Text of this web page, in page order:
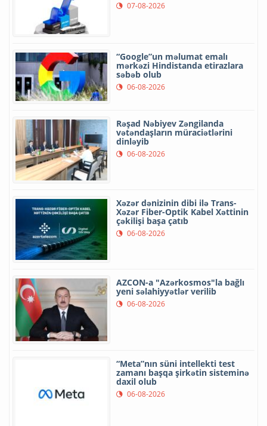
07-08-2026
“Google”un məlumat emalı
mərkəzi Hindistanda etirazlara
səbəb olub
06-08-2026
Rəşad Nəbiyev Zəngilanda
vətəndaşların müraciətlərini
dinləyib
06-08-2026
Xəzər dənizinin dibi ilə Trans-
Xəzər Fiber-Optik Kabel Xəttinin
çəkilişi başa çatıb
06-08-2026
AZCON-a "Azərkosmos"la bağlı
yeni səlahiyyətlər verilib
06-08-2026
“Meta”nın süni intellekti test
zamanı başqa şirkətin sisteminə
daxil olub
06-08-2026